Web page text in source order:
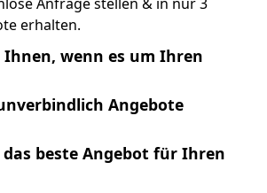
erhalten.
wenn es um Ihren
Angebote
das beste Angebot für Ihren